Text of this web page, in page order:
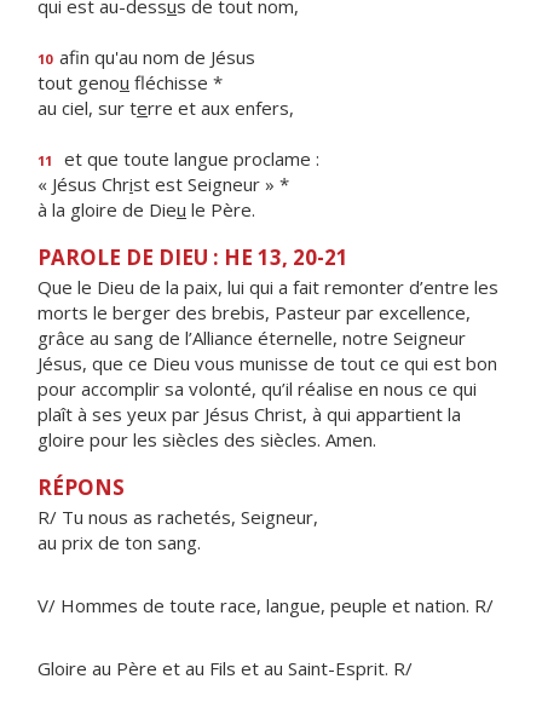
qui est au-dessus de tout nom,
10 afin qu'au nom de Jésus
tout genou fléchisse *
au ciel, sur terre et aux enfers,
11
et que toute langue proclame :
« Jésus Christ est Seigneur » *
à la gloire de Dieu le Père.
PAROLE DE DIEU : HE 13, 20-21
Que le Dieu de la paix, lui qui a fait remonter d’entre les
morts le berger des brebis, Pasteur par excellence,
grâce au sang de l’Alliance éternelle, notre Seigneur
Jésus, que ce Dieu vous munisse de tout ce qui est bon
pour accomplir sa volonté, qu’il réalise en nous ce qui
plaît à ses yeux par Jésus Christ, à qui appartient la
gloire pour les siècles des siècles. Amen.
RÉPONS
R/ Tu nous as rachetés, Seigneur,
au prix de ton sang.
V/ Hommes de toute race, langue, peuple et nation. R/
Gloire au Père et au Fils et au Saint-Esprit. R/